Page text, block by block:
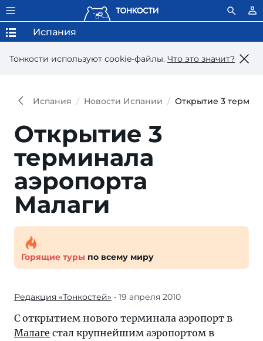
Тонкости используют сookie-файлы. Что это значит?
Испания
Испания Новости Испании Открытие 3
Открытие 3
терминала
аэропорта
Малаги
Горящие туры по всему миру
Редакция «Тонкостей» • 19 апреля 2010
С открытием нового терминала аэропорт в
Малаге стал крупнейшим аэропортом в